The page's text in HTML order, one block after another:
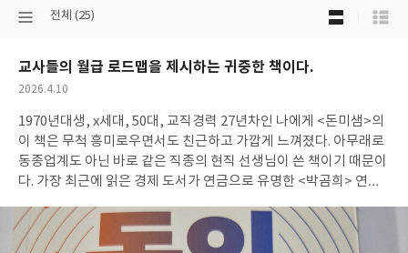
선
분
류
전체 (25)
교사들의 월급 로드맵을 제시하는 귀중한 책이다.
작
일
2026.4.10
1970년대생, x세대, 50대, 교직경력 27년차인 나에게 <돈미샘>의
이 책은 무척 흥미로우면서도 친근하고 가깝게 느껴졌다. 아무래로
동종업계도 아닌 바로 같은 직종의 현직 선생님이 쓴 책이기 때문이
다. 가장 최근에 읽은 경제 도서가 연금으로 유명한 <박곰희> 연금
에 연금 투자에 대해서는 좋은 내용을 담고 있지만 교사의 월급관리
등 실제 소득과 자산관리 측면에서는 돈미샘의 책이 교사에게는 많